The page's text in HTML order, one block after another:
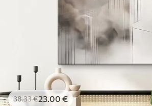
38.33€23.00 €